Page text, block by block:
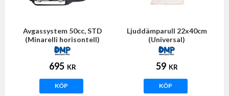
Avgassystem 50cc, STD
(Minarelli horisontell)
695 KR
KÖP
Ljuddämparull 22x40cm
(Universal)
59 KR
KÖP